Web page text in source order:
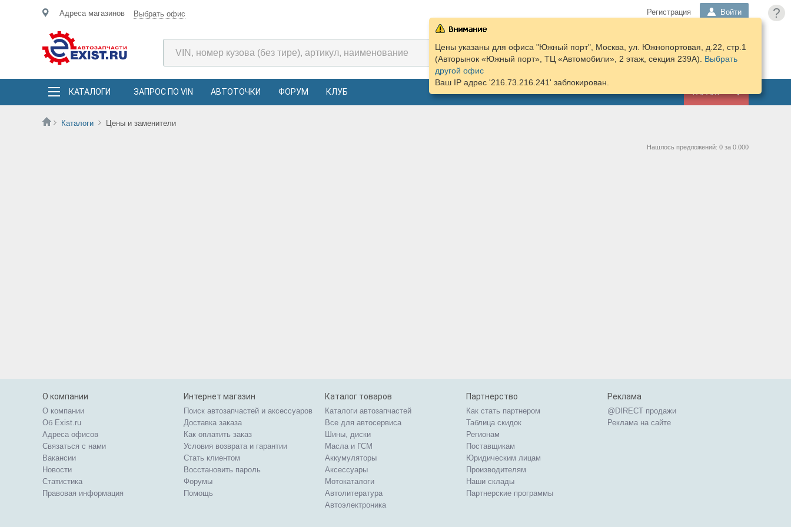
?
Адреса магазинов Выбрать офис Регистрация Войти
КОРЗИНА
ПОДОБРАТЬ
ЗАПЧАСТИ
КАТАЛОГИ ЗАПРОС ПО VIN АВТОТОЧКИ ФОРУМ КЛУБ
Каталоги Цены и заменители
Цены указаны для офиса "Южный порт", Москва, ул. Южнопортовая, д.22, стр.1
(Авторынок «Южный порт», ТЦ «Автомобили», 2 этаж, секция 239А). Выбрать
другой офис
Ваш IP адрес '216.73.216.241' заблокирован.
Нашлось предложений: 0 за 0.000
О компании
О компании
Об Exist.ru
Адреса офисов
Связаться с нами
Вакансии
Новости
Статистика
Правовая информация
Интернет магазин
Поиск автозапчастей и аксессуаров
Доставка заказа
Как оплатить заказ
Условия возврата и гарантии
Стать клиентом
Восстановить пароль
Форумы
Помощь
Каталог товаров
Каталоги автозапчастей
Все для автосервиса
Шины, диски
Масла и ГСМ
Аккумуляторы
Аксессуары
Мотокаталоги
Автолитература
Автоэлектроника
Партнерство
Как стать партнером
Таблица скидок
Регионам
Поставщикам
Юридическим лицам
Производителям
Наши склады
Партнерские программы
Реклама
@DIRECT продажи
Реклама на сайте